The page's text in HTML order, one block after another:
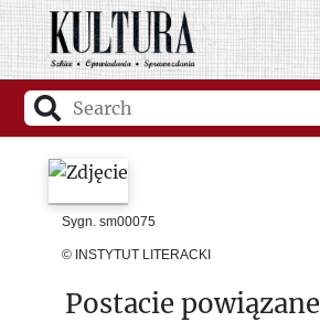
Sygn. sm00075
© INSTYTUT LITERACKI
Postacie powiązane